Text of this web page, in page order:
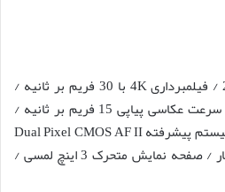
دارای سنسور 24.2MP APS-C / فیلمبرداری 4K با 30 فریم بر ثانیه /
منظره یاب الکترونیک OLED / سرعت عکاسی پیاپی 15 فریم بر ثانیه /
پردازنده سنسور DIGIC X / سیستم پیشرفته Dual Pixel CMOS AF II
با 651 منطقه ی فوکوس خودکار / صفحه نمایش متحرک 3 اینچ لمسی /